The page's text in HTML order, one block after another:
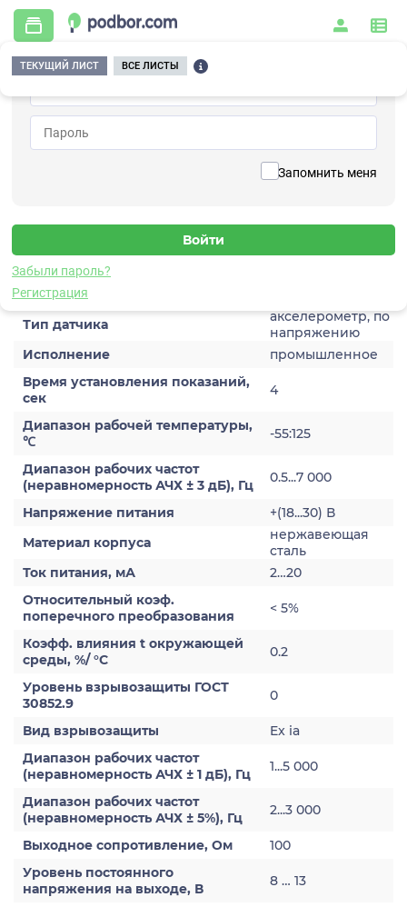
Запомнить меня
Забыли пароль?
Регистрация
ТЕКУЩИЙ ЛИСТ ВСЕ ЛИСТЫ
Главная / Контрольно-измерительные приборы и автоматика / Датчики /
Виброускорения / 1V295HT-10
Датчик виброускорения
Характеристики
Тип датчика
акселерометр, по
напряжению
Исполнение
промышленное
Время установления показаний,
сек
4
Диапазон рабочей температуры,
℃
-55:125
Диапазон рабочих частот
(неравномерность АЧХ ± 3 дБ), Гц
0.5...7 000
Напряжение питания
+(18...30) В
Материал корпуса
нержавеющая
сталь
Ток питания, мА
2…20
Относительный коэф.
поперечного преобразования
< 5%
Коэфф. влияния t окружающей
среды, %/ °С
0.2
Уровень взрывозащиты ГОСТ
30852.9
0
Вид взрывозащиты
Ex ia
Диапазон рабочих частот
(неравномерность АЧХ ± 1 дБ), Гц
1...5 000
Диапазон рабочих частот
(неравномерность АЧХ ± 5%), Гц
2...3 000
Выходное сопротивление, Ом
100
Уровень постоянного
напряжения на выходе, В
8 … 13